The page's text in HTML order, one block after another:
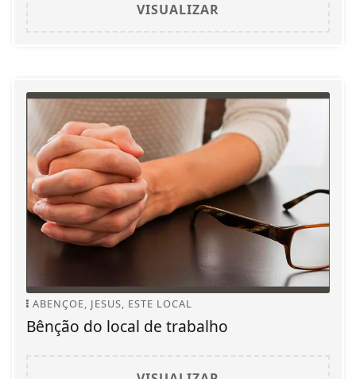
VISUALIZAR
ABENÇOE, JESUS, ESTE LOCAL
Bênção do local de trabalho